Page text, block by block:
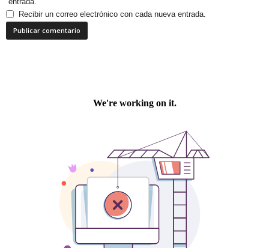
Recibir un correo electrónico con cada nueva entrada.